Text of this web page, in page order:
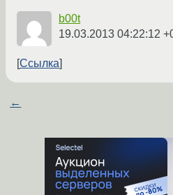
b00t
19.03.2013 04:22:12
Ссылка
←